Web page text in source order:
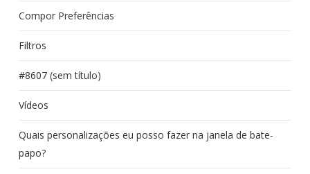
Compor Preferências
Filtros
#8607 (sem título)
Vídeos
Quais personalizações eu posso fazer na janela de bate-
papo?